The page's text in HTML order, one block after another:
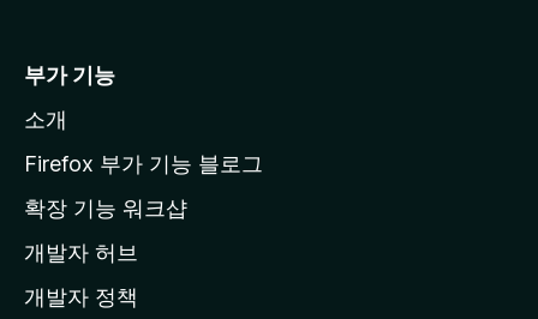
l
a
페
이
지
부가 기능
소개
Firefox 부가 기능 블로그
확장 기능 워크샵
개발자 허브
개발자 정책